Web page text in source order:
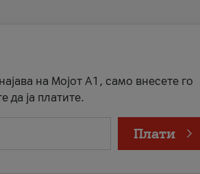
на Мојот А1, само внесете го
да ја платите.
Плати